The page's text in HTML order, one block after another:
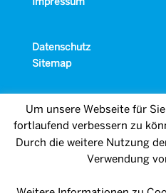
Impressum
Datenschutz
Sitemap
Um unsere Webseite für
fortlaufend verbessern zu
Durch die weitere Nutzung
Verwendung